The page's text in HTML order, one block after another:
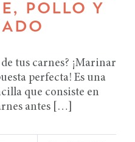
POLLO Y
tus carnes? ¡Marinar
perfecta! Es una
que consiste en
antes […]